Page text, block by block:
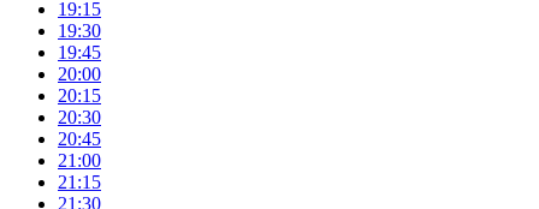
19:15
19:30
19:45
20:00
20:15
20:30
20:45
21:00
21:15
21:30